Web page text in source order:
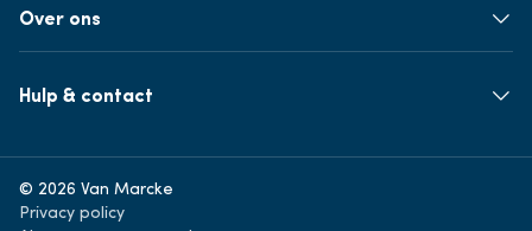
Over ons
Hulp & contact
© 2026 Van Marcke
Privacy policy